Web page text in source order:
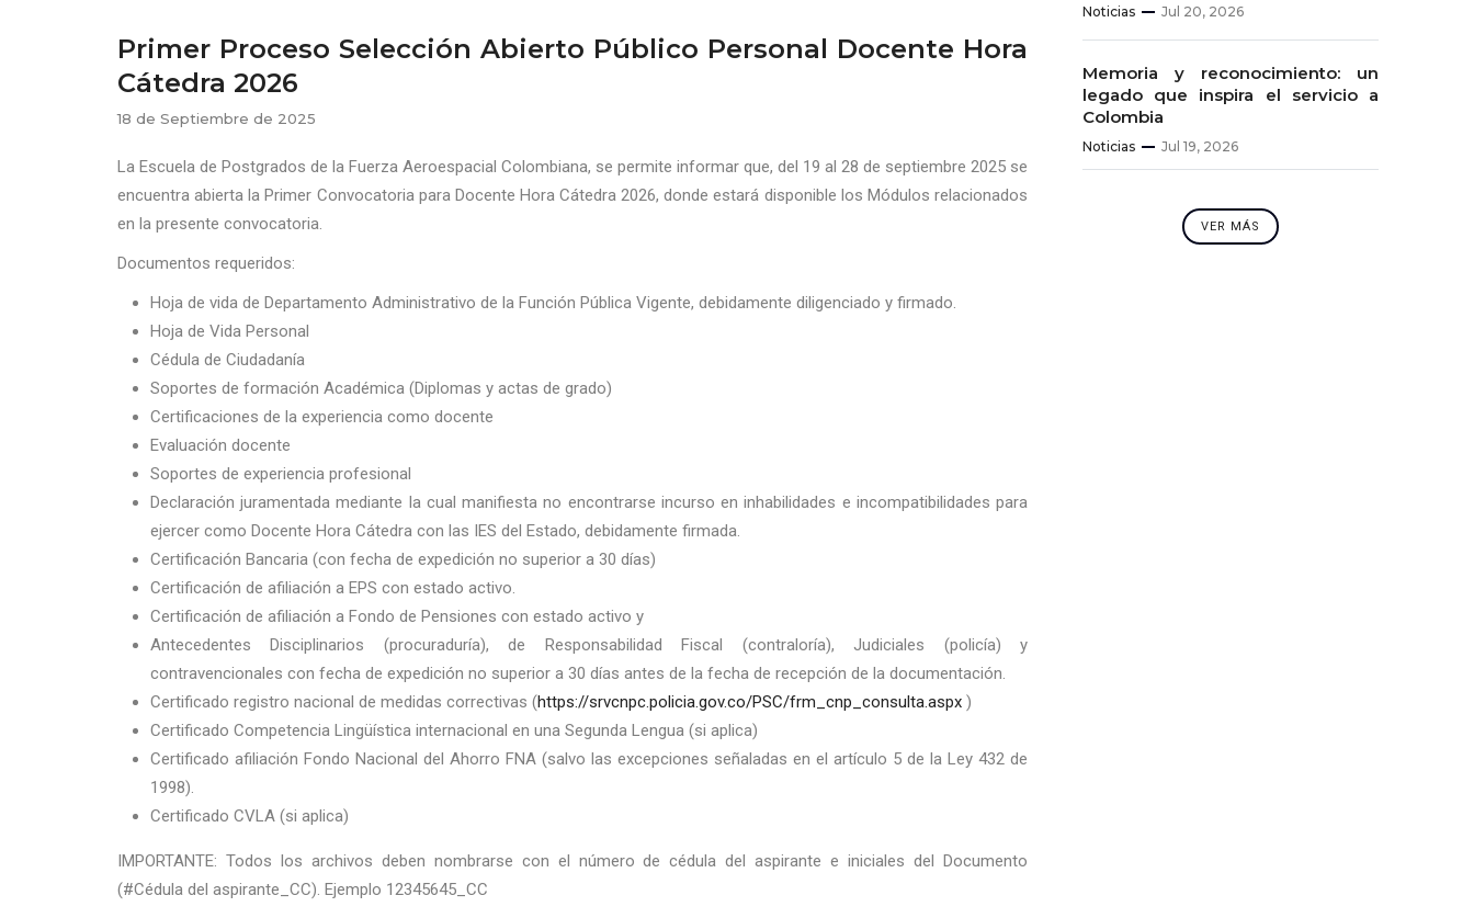
Primer Proceso Selección Abierto Público Personal Docente Hora
Cátedra 2026
18 de Septiembre de 2025
La Escuela de Postgrados de la Fuerza Aeroespacial Colombiana, se permite informar que, del 19 al 28 de septiembre 2025 se
encuentra abierta la Primer Convocatoria para Docente Hora Cátedra 2026, donde estará disponible los Módulos relacionados
en la presente convocatoria.
Documentos requeridos:
Hoja de vida de Departamento Administrativo de la Función Pública Vigente, debidamente diligenciado y firmado.
Hoja de Vida Personal
Cédula de Ciudadanía
Soportes de formación Académica (Diplomas y actas de grado)
Certificaciones de la experiencia como docente
Evaluación docente
Soportes de experiencia profesional
Declaración juramentada mediante la cual manifiesta no encontrarse incurso en inhabilidades e incompatibilidades para
ejercer como Docente Hora Cátedra con las IES del Estado, debidamente firmada.
Certificación Bancaria (con fecha de expedición no superior a 30 días)
Certificación de afiliación a EPS con estado activo.
Certificación de afiliación a Fondo de Pensiones con estado activo y
Antecedentes Disciplinarios (procuraduría), de Responsabilidad Fiscal (contraloría), Judiciales (policía) y
contravencionales con fecha de expedición no superior a 30 días antes de la fecha de recepción de la documentación.
Certificado registro nacional de medidas correctivas (https://srvcnpc.policia.gov.co/PSC/frm_cnp_consulta.aspx )
Certificado Competencia Lingüística internacional en una Segunda Lengua (si aplica)
Certificado afiliación Fondo Nacional del Ahorro FNA (salvo las excepciones señaladas en el artículo 5 de la Ley 432 de
1998).
Certificado CVLA (si aplica)
IMPORTANTE: Todos los archivos deben nombrarse con el número de cédula del aspirante e iniciales del Documento
(#Cédula del aspirante_CC). Ejemplo 12345645_CC
Noticias Jul 20, 2026
Memoria y reconocimiento: un
legado que inspira el servicio a
Colombia
Noticias Jul 19, 2026
VER MÁS